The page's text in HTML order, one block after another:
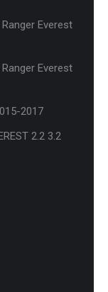
Everest
Everest
2017
2.2 3.2